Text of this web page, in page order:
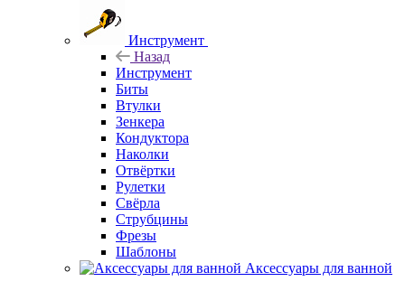
Инструмент
Назад
Инструмент
Биты
Втулки
Зенкера
Кондуктора
Наколки
Отвёртки
Рулетки
Свёрла
Струбцины
Фрезы
Шаблоны
Аксессуары для ванной